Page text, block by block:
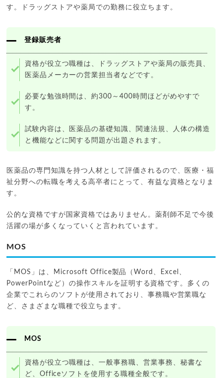
す。ドラッグストアや薬局での勤務に役立ちます。
登録販売者
資格が役立つ職種は、ドラッグストアや薬局の販売員、
医薬品メーカーの営業担当者などです。
必要な勉強時間は、約300～400時間ほどがめやすで
す。
試験内容は、医薬品の基礎知識、関連法規、人体の構造
と機能などに関する問題が出題されます。
医薬品の専門知識を持つ人材として評価されるので、医療・福
祉分野への転職を考える高卒者にとって、有益な資格となりま
す。
公的な資格ですが国家資格ではありません。薬剤師不足で今後
活躍の場が多くなっていくと言われています。
MOS
「MOS」は、Microsoft Office製品（Word、Excel、
PowerPointなど）の操作スキルを証明する資格です。多くの
企業でこれらのソフトが使用されており、事務職や営業職な
ど、さまざまな職種で役立ちます。
MOS
資格が役立つ職種は、一般事務職、営業事務、秘書な
ど、Officeソフトを使用する職種全般です。